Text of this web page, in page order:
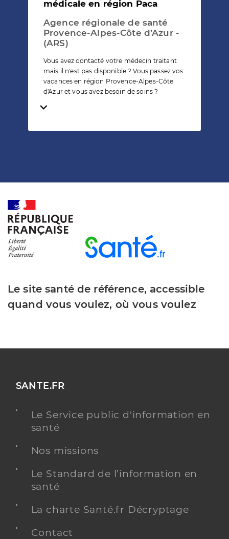
médicale en région Paca
Agence régionale de santé
Provence-Alpes-Côte d’Azur -
(ARS)
Vous avez contacté votre médecin traitant
mais il n'est pas disponible ? Vous passez vos
vacances en région Provence-Alpes-Côte
d'Azur et vous avez besoin de soins ?
Temps de lecture
Le site santé de référence, accessible
quand vous voulez, où vous voulez
SANTE.FR
Le Service public d'information en
santé
Nos missions
Le Standard de l’information en
santé
La charte Santé.fr Décryptage
Contact